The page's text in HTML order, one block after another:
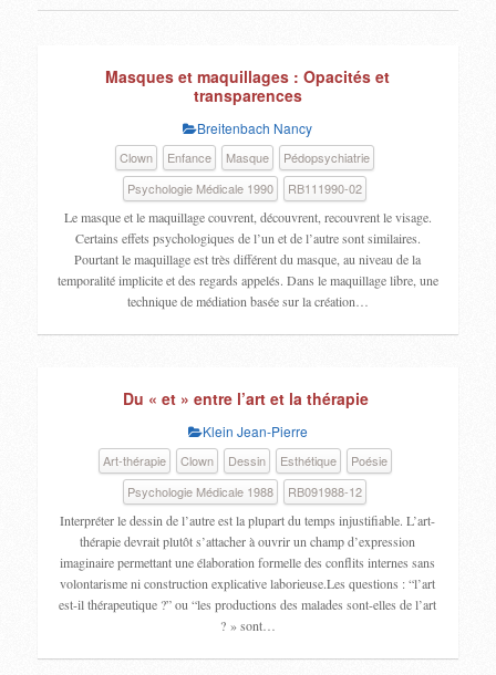
Masques et maquillages : Opacités et
transparences
Breitenbach Nancy
Clown Enfance Masque
Pédopsychiatrie
Psychologie Médicale 1990
RB111990-02
Le masque et le maquillage couvrent, découvrent, recouvrent le visage.
Certains effets psychologiques de l’un et de l’autre sont similaires.
Pourtant le maquillage est très différent du masque, au niveau de la
temporalité implicite et des regards appelés. Dans le maquillage libre, une
technique de médiation basée sur la création…
Du « et » entre l’art et la thérapie
Klein Jean-Pierre
Art-thérapie Clown Dessin Esthétique
Poésie
Psychologie Médicale 1988
RB091988-12
Interpréter le dessin de l’autre est la plupart du temps injustifiable. L’art-
thérapie devrait plutôt s’attacher à ouvrir un champ d’expression
imaginaire permettant une élaboration formelle des conflits internes sans
volontarisme ni construction explicative laborieuse.Les questions : “l’art
est-il thérapeutique ?” ou “les productions des malades sont-elles de l’art
? » sont…